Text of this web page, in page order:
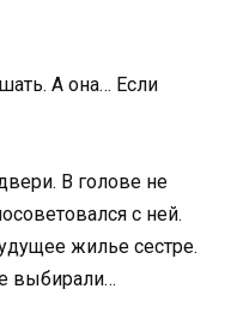
А она… Если
В голове не
с ней.
жилье сестре.
выбирали…